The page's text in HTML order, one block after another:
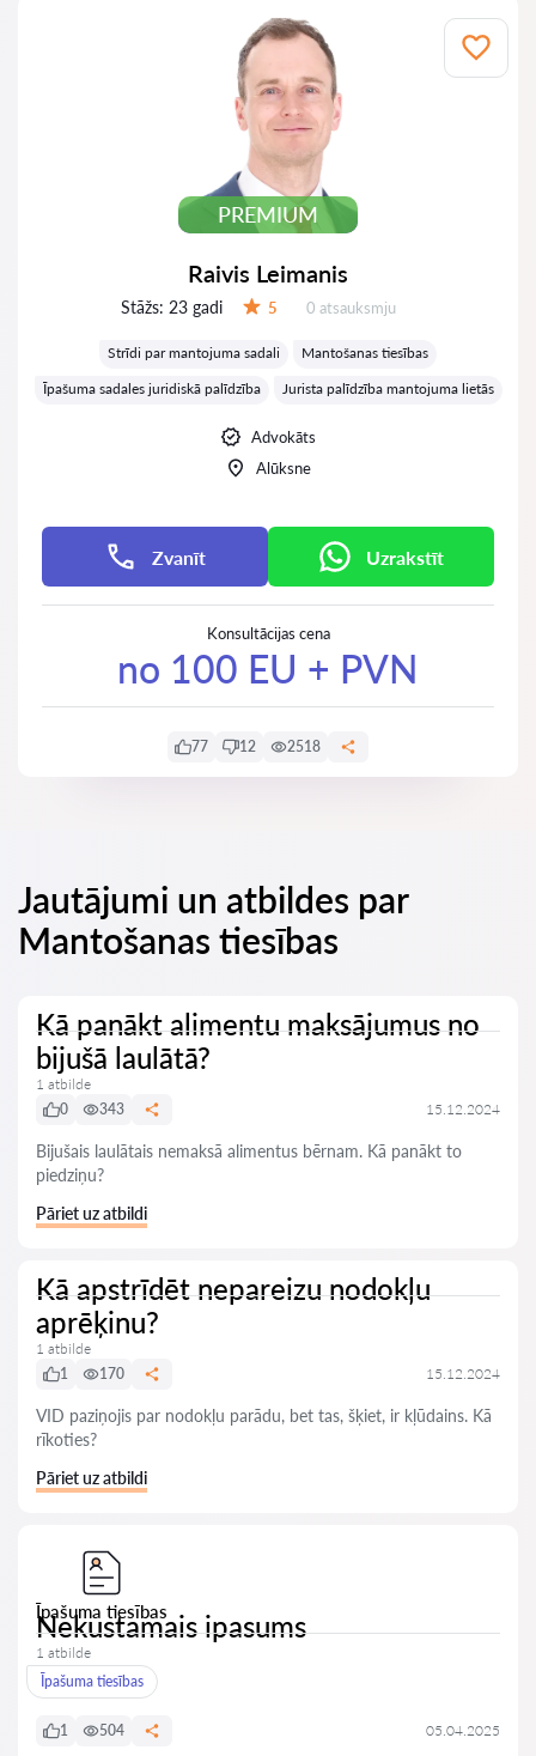
PREMIUM
Raivis Leimanis
Stāžs: 23 gadi 5 Atsauksmes:
0 atsauksmju
Strīdi par mantojuma sadali
Mantošanas tiesības
Īpašuma sadales juridiskā palīdzība
Jurista palīdzība mantojuma lietās
Advokāts
Alūksne
Zvanīt Uzrakstīt
Konsultācijas cena
no 100 EU + PVN
77 12 2518
Jautājumi un atbildes par
Mantošanas tiesības
Kā panākt alimentu maksājumus no
bijušā laulātā?
1 atbilde
0
343 15.12.2024
Bijušais laulātais nemaksā alimentus bērnam. Kā panākt to
piedziņu?
Pāriet uz atbildi
Kā apstrīdēt nepareizu nodokļu
aprēķinu?
1 atbilde
1
170 15.12.2024
VID paziņojis par nodokļu parādu, bet tas, šķiet, ir kļūdains. Kā
rīkoties?
Pāriet uz atbildi
Īpašuma tiesības
Nekustamais ipasums
1 atbilde
Īpašuma tiesības
1 504 05.04.2025